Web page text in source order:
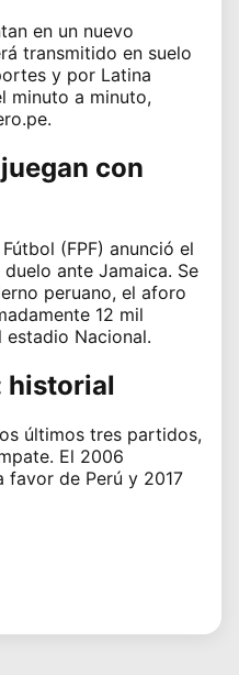
en un nuevo
transmitido en suelo
y por Latina
minuto a minuto,
con
(FPF) anunció el
ante Jamaica. Se
peruano, el aforo
12 mil
estadio Nacional.
historial
últimos tres partidos,
El 2006
favor de Perú y 2017